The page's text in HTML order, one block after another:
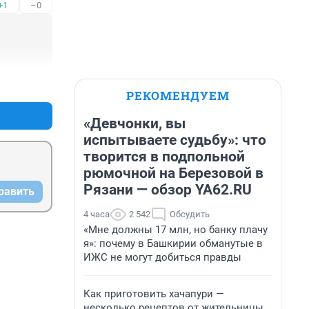
–0
РЕКОМЕНДУЕМ
«Девчонки, вы
испытываете судьбу»: что
творится в подпольной
рюмочной на Березовой в
Рязани — обзор YA62.RU
4 часа 2 542 Обсудить
«Мне должны 17 млн, но банку плачу
я»: почему в Башкирии обманутые в
ИЖС не могут добиться правды
Как приготовить хачапури —